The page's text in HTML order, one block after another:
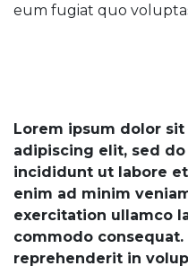
eum fugiat quo
Lorem ipsum dolor
adipiscing elit, sed
incididunt ut labore
enim ad minim
exercitation ullamco
commodo
reprehenderit in